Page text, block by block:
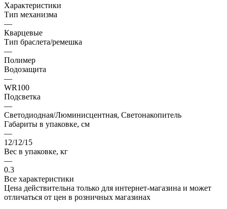
Характеристики
Тип механизма
—
Кварцевые
Тип браслета/ремешка
—
Полимер
Водозащита
—
WR100
Подсветка
—
Светодиодная/Люминисцентная, Светонакопитель
Габариты в упаковке, см
—
12/12/15
Вес в упаковке, кг
—
0.3
Все характеристики
Цена действительна только для интернет-магазина и может
отличаться от цен в розничных магазинах